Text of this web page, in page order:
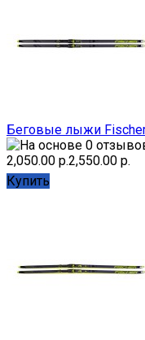
Беговые лыжи
2,050.00 р.2,550.00 р.
Купить